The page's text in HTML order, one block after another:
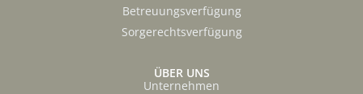
Betreuungsverfügung
Sorgerechtsverfügung
ÜBER UNS
Unternehmen